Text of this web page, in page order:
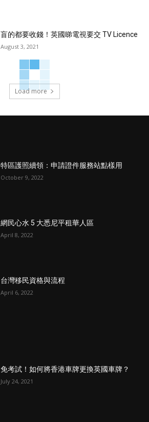
盲的都要收錢！英國睇電視要交 TV Licence
August 3, 2021
Load more
特區護照續領：申請證件服務站點樣用
October 9, 2022
網民心水 5 大悉尼平租華人區
April 8, 2022
台灣移民資格與流程
April 6, 2022
免考試！如何將香港車牌更換英國車牌？
July 24, 2021